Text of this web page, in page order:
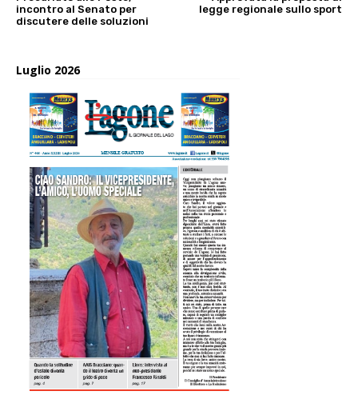
incontro al Senato per
discutere delle soluzioni
legge regionale sullo sport
Luglio 2026